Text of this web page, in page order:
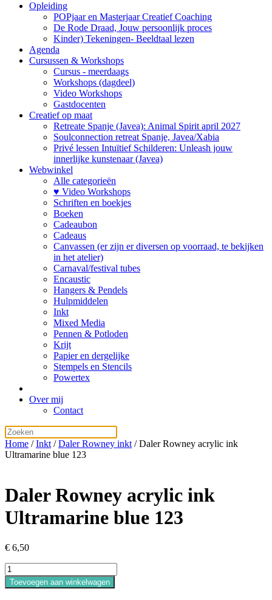
Opleiding
POPjaar en Masterjaar Creatief Coaching
De Rode Draad, Jouw persoonlijk proces
Kinder) Tekeningen- Beeldtaal lezen
Agenda
Cursussen & Workshops
Cursus - meerdaags
Workshops (dagdeel)
Video Workshops
Gastdocenten
Creatief op maat
Retreate Spanje (Javea): Animal Spirit april 2027
Soulconnection retreat Spanje, Javea/Xabia
Privé lessen Intuïtief Schilderen: Unleash jouw
innerlijke kunstenaar (Javea)
Webwinkel
Alle categorieën
♥ Video Workshops
Schriften en boekjes
Boeken
Cadeaubon
Cadeaus
Canvassen (er zijn er diversen op voorraad, te bekijken
in het atelier)
Carnaval/festival tubes
Encaustic
Hangers & Pendels
Hulpmiddelen
Inkt
Mixed Media
Pennen & Potloden
Krijt
Papier en dergelijke
Stempels en Stencils
Powertex
Over mij
Contact
Home /Inkt /Daler Rowney inkt / Daler Rowney acrylic ink
Ultramarine blue 123
Daler Rowney acrylic ink
Ultramarine blue 123
€ 6,50
Daler
Rowney
acrylic
Toevoegen aan winkelwagen